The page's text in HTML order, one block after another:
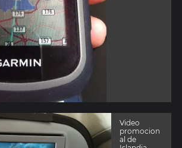
Video
promocion
al de